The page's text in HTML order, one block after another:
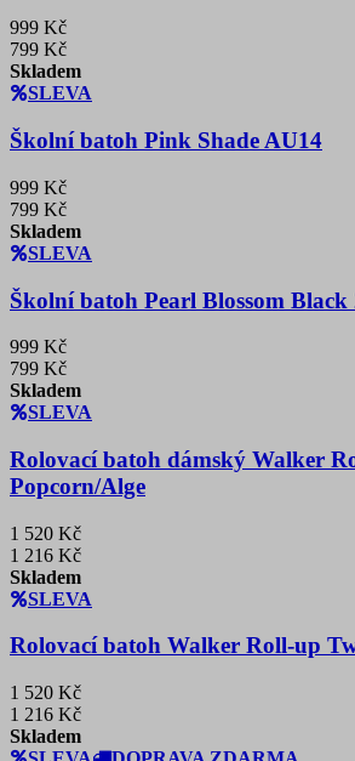
999 Kč
799 Kč
Skladem
SLEVA
Školní batoh Pink Shade AU14
999 Kč
799 Kč
Skladem
SLEVA
Školní batoh Pearl Blossom Black
999 Kč
799 Kč
Skladem
SLEVA
Rolovací batoh dámský Walker
Popcorn/Alge
1 520 Kč
1 216 Kč
Skladem
SLEVA
Rolovací batoh Walker Roll-up
1 520 Kč
1 216 Kč
Skladem